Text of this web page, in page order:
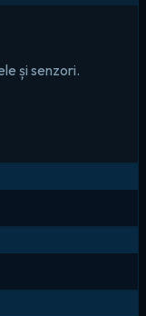
și senzori.